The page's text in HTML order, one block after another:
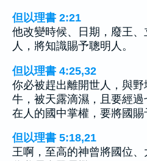
但以理書 2:21
他改變時候、日期，廢王
人，將知識賜予聰明人。
但以理書 4:25,32
你必被趕出離開世人，與
牛，被天露滴濕，且要經
在人的國中掌權，要將國
但以理書 5:18,21
王啊，至高的神曾將國位